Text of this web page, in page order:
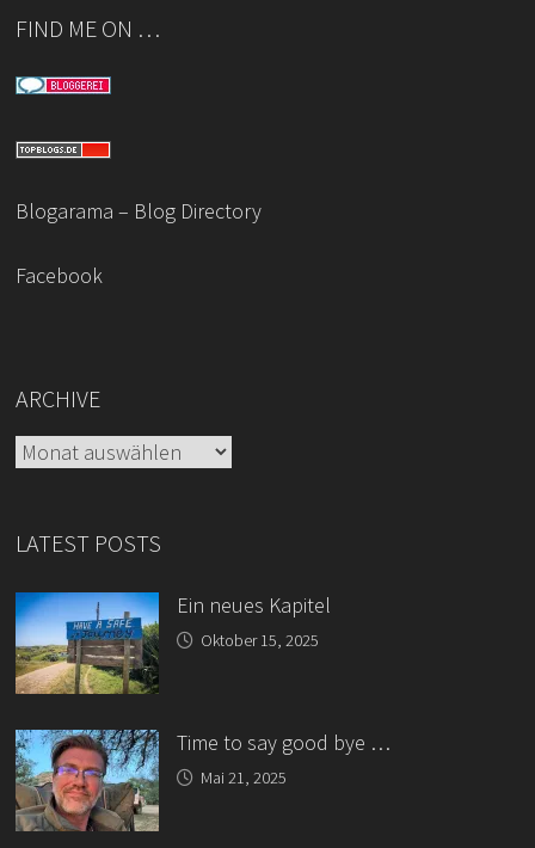
FIND ME ON …
Blogarama – Blog Directory
Facebook
ARCHIVE
Archive
LATEST POSTS
Ein neues Kapitel
Oktober 15, 2025
Time to say good bye …
Mai 21, 2025